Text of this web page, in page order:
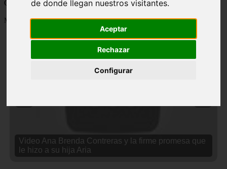
de donde llegan nuestros visitantes.
Aceptar
Rechazar
Configurar
Cosas curiosas, curiosidades, noticias impactantes y mucho mas
Mostrando 1 - 24 de 2832 artículos
Video Ana Brenda Contreras y la firme promesa que
le hizo a su hija Aria